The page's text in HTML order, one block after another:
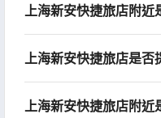
上海新安快捷旅店附近
上海新安快捷旅店是否
上海新安快捷旅店附近